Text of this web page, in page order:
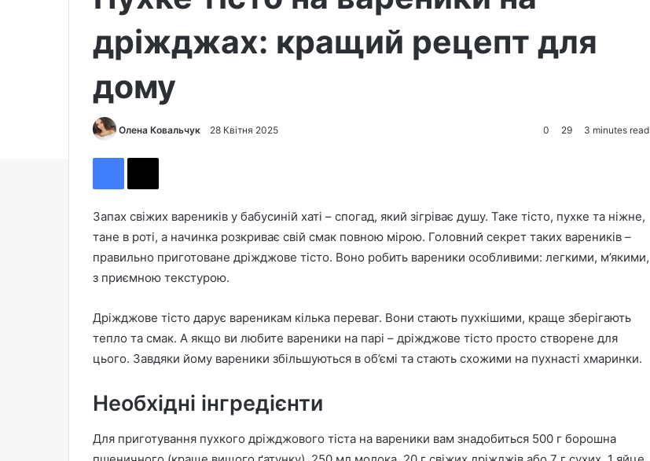
дріжджах: кращий рецепт для
дому
Олена Ковальчук
n
e
m
a
l
28 Квітня 2025 0 29 3 minutes read
Facebook
Запах свіжих вареників у бабусиній хаті – спогад, який зігріває душу. Таке тісто, пухке та ніжне,
тане в роті, а начинка розкриває свій смак повною мірою. Головний секрет таких вареників –
правильно приготоване дріжджове тісто. Воно робить вареники особливими: легкими, м’якими,
з приємною текстурою.
Дріжджове тісто дарує вареникам кілька переваг. Вони стають пухкішими, краще зберігають
тепло та смак. А якщо ви любите вареники на парі – дріжджове тісто просто створене для
цього. Завдяки йому вареники збільшуються в об’ємі та стають схожими на пухнасті хмаринки.
Необхідні інгредієнти
Для приготування пухкого дріжджового тіста на вареники вам знадобиться 500 г борошна